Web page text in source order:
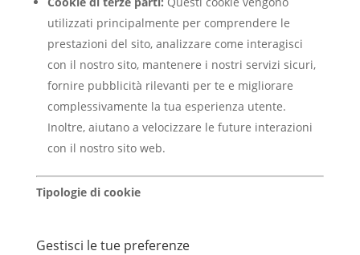
utilizzati principalmente per comprendere le
prestazioni del sito, analizzare come interagisci
con il nostro sito, mantenere i nostri servizi sicuri,
fornire pubblicità rilevanti per te e migliorare
complessivamente la tua esperienza utente.
Inoltre, aiutano a velocizzare le future interazioni
con il nostro sito web.
Tipologie di cookie
Gestisci le tue preferenze